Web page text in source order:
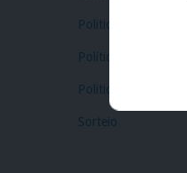
Politica de Entrega
Política de Cookies
Politica de
Sorteio